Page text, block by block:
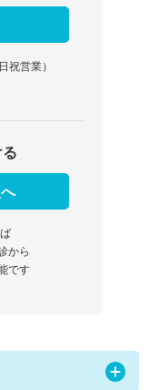
祝営業）
から
です